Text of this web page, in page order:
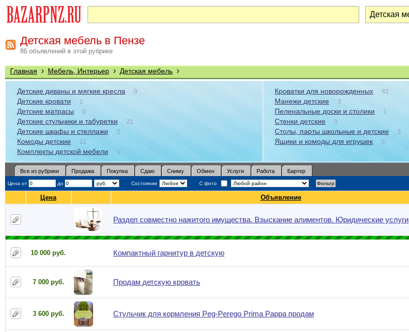
Детская мебель в Пензе
86 объявлений в этой рубрике
Главная › Мебель, Интерьер › Детская мебель ›
Детские диваны и мягкие кресла 0
Детские кровати 1
Детские матрасы 0
Детские стульчики и табуретки 21
Детские шкафы и стеллажи 2
Комоды детские 12
Комплекты детской мебели 1
Кроватки для новорожденных 41
Манежи детские 3
Пеленальные доски и столики 1
Стенки детские 0
Столы, парты школьные и детские 3
Ящики и комоды для игрушек 0
Все из рубрики Продажа Покупка Сдаю Сниму Обмен Услуги Работа Бартер
Цена от до Состояние С фото
Цена Объявление
Раздел совместно нажитого имущества. Взыскание алиментов. Юридические услуги
10 000 руб. Компактный гарнитур в детскую
7 000 руб. Продам детскую кровать
3 600 руб. Стульчик для кормления Peg-Perego Prima Pappa продам